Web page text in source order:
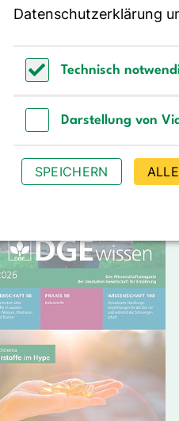
aktuelle Zahlen
im
Datenschutzerklärung
Technisch
Darstellung von
SPEICHERN